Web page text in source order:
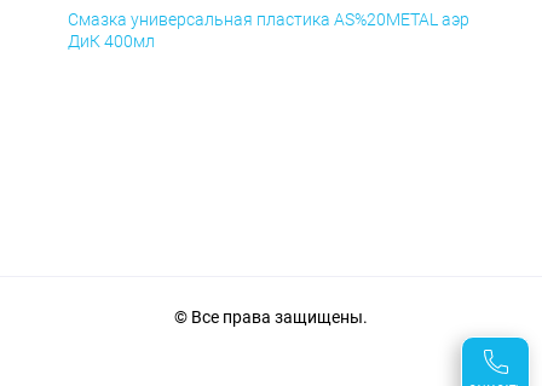
Смазка универсальная пластика AS%20METAL аэр
ДиК 400мл
© Все права защищены.